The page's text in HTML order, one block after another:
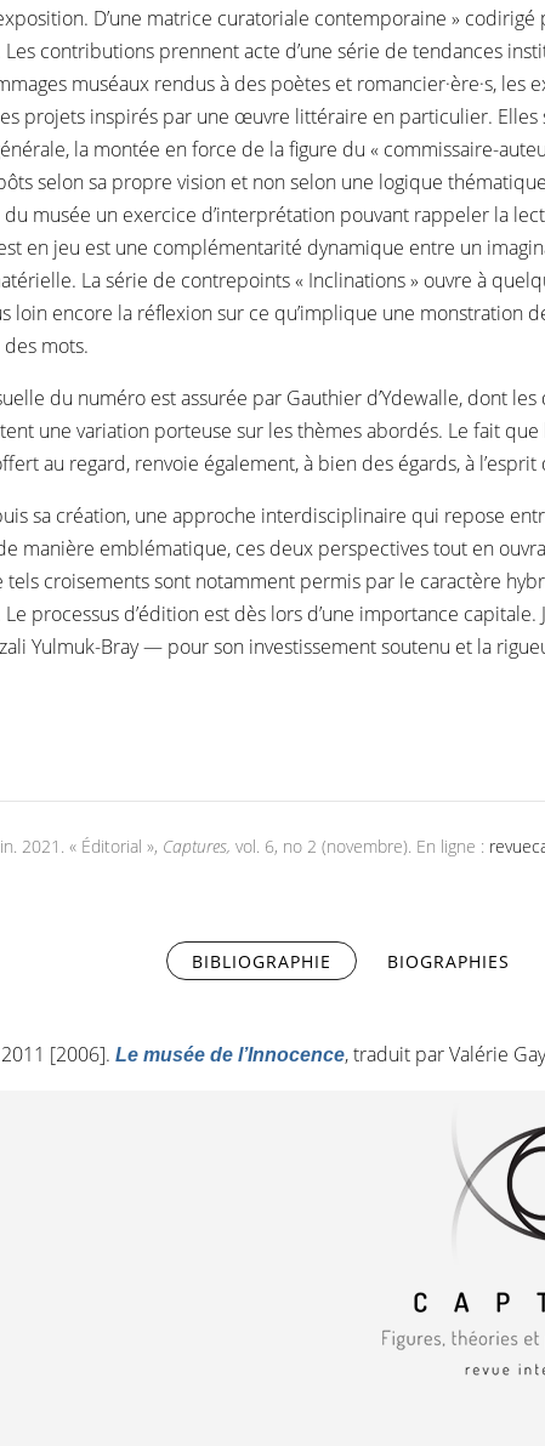
D’une matrice curatoriale contemporaine »
Les contributions prennent acte d’une série de tendances
muséaux rendus à des poètes et romancier·ère·s, les
les projets inspirés par une œuvre littéraire en particulier.
la montée en force de la figure du « commissaire-
selon sa propre vision et non selon une logique
musée un exercice d’interprétation pouvant rappeler la
en jeu est une complémentarité dynamique entre un
La série de contrepoints « Inclinations » ouvre à
loin encore la réflexion sur ce qu’implique une monstration
mots.
du numéro est assurée par Gauthier d’Ydewalle, dont
une variation porteuse sur les thèmes abordés. Le fait
au regard, renvoie également, à bien des égards, à l’esprit
sa création, une approche interdisciplinaire qui repose
manière emblématique, ces deux perspectives tout en
tels croisements sont notamment permis par le caractère
processus d’édition est dès lors d’une importance
Yulmuk-Bray — pour son investissement soutenu et la
2021. « Éditorial », Captures, vol. 6, no 2 (novembre). En ligne :
BIBLIOGRAPHIE (ONGLET ACTIF)
BIOGRAPHIES
[2006]. Le musée de l’Innocence, traduit par Valérie